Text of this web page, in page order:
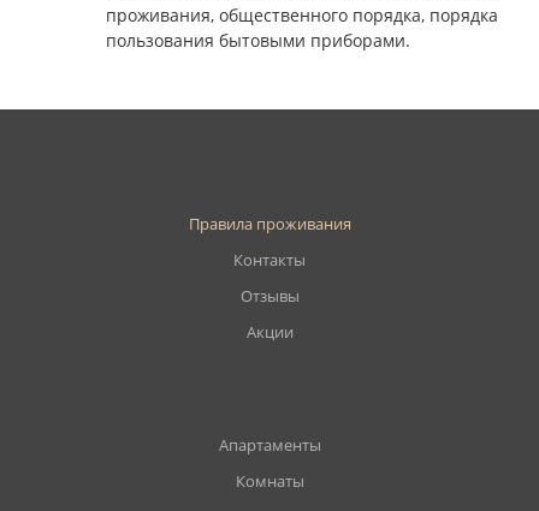
проживания, общественного порядка, порядка
пользования бытовыми приборами.
Акции
Отзывы
Контакты
Правила проживания
Комнаты
Апартаменты